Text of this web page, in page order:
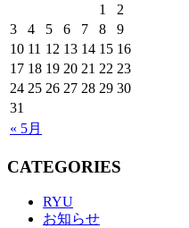
« 5月
1
2
3
4 5 6 7 8
9
10 11 12 13 14 15 16
17 18 19 20 21 22 23
24 25 26 27 28 29 30
31
CATEGORIES
RYU
お知らせ